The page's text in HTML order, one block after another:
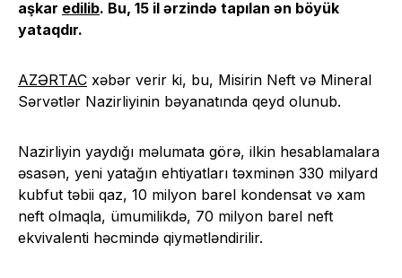
aşkar edilib. Bu, 15 il ərzində tapılan ən böyük
yataqdır.
AZƏRTAC xəbər verir ki, bu, Misirin Neft və Mineral
Sərvətlər Nazirliyinin bəyanatında qeyd olunub.
Nazirliyin yaydığı məlumata görə, ilkin hesablamalara
əsasən, yeni yatağın ehtiyatları təxminən 330 milyard
kubfut təbii qaz, 10 milyon barel kondensat və xam
neft olmaqla, ümumilikdə, 70 milyon barel neft
ekvivalenti həcmində qiymətləndirilir.